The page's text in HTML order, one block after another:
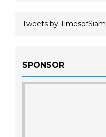
Tweets by TimesofSiam
SPONSOR